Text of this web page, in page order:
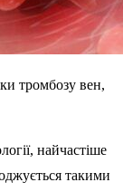
тромбозу вен,
найчастіше
такими